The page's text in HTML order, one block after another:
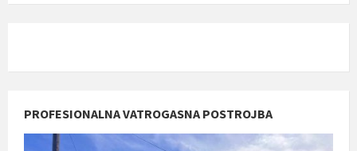
PROFESIONALNA VATROGASNA POSTROJBA